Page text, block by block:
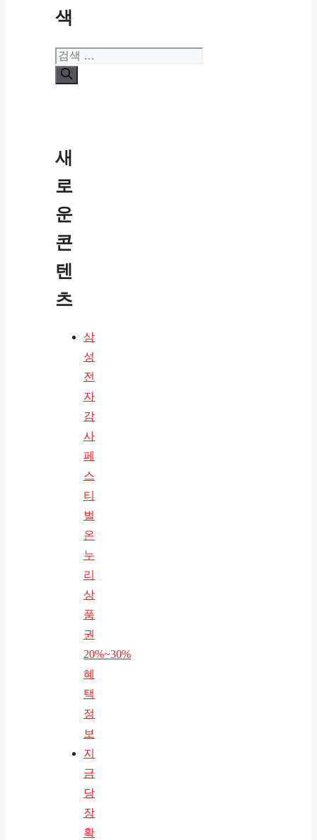
색
검
색:
새
로
운
콘
텐
츠
삼
성
전
자
감
사
페
스
티
벌
온
누
리
상
품
권
20%~30%
혜
택
정
보
지
금
당
장
확